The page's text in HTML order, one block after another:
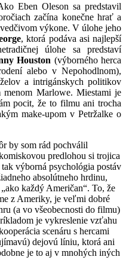
Eben Oleson sa predstavil
začína konečne hrať a
výkone. V úlohe jeho
, ktorá podáva asi najlepší
úlohe sa predstaví
Houston (výborného herca
alebo v Nepohodlnom),
a intrigánskych politikov
menom Marlowe. Miestami je
pocit, že to filmu ani trocha
make-upom v Petržalke o
by som rád pochválil
predlohou si trojica
výborná psychológia postáv
absolútneho hrdinu,
každý Američan“. To, že
z Ameriky, je veľmi dobré
(a vo všeobecnosti do filmu)
je vykreslenie vzťahu
scenáru s hercami
dejovú líniu, ktorá ani
je to aj v mnohých iných